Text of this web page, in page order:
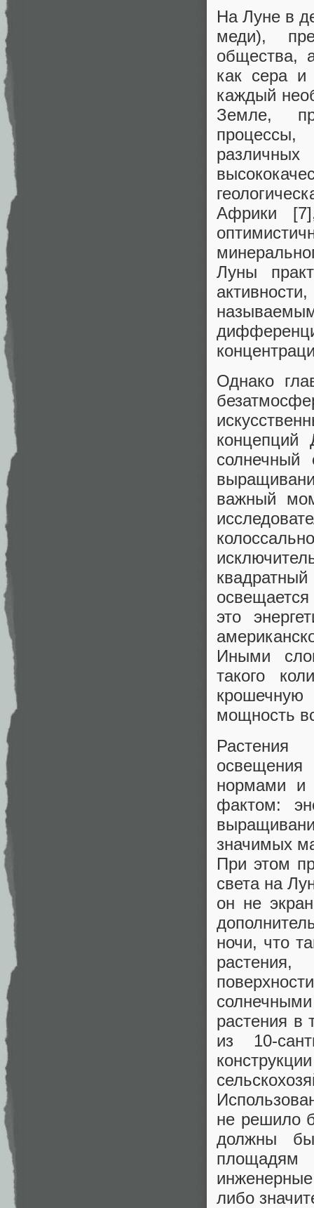
На Луне в
меди),
общества,
как сера
каждый
Земле,
процессы,
Африки
Луны
Однако
важный
это
Иными
такого
мощность
Растения
нормами и
фактом:
значимых
При этом
света на
он не
ночи, что
растения в
из 10-
не решило
должны
либо